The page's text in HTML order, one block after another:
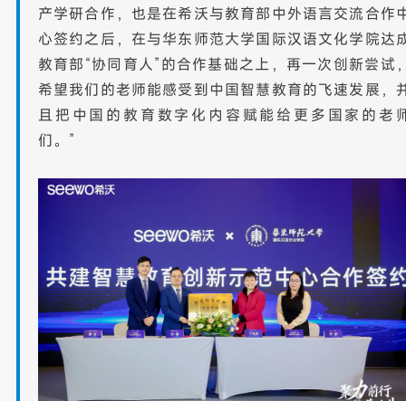
产学研合作，也是在希沃与教育部中外语言交流合作
心签约之后，在与华东师范大学国际汉语文化学院达
教育部“协同育人”的合作基础之上，再一次创新尝试
希望我们的老师能感受到中国智慧教育的飞速发展，
且把中国的教育数字化内容赋能给更多国家的老
们。”